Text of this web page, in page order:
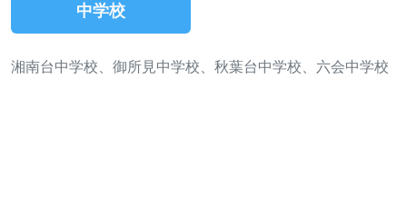
中学校
湘南台中学校、御所見中学校、秋葉台中学校、六会中学校